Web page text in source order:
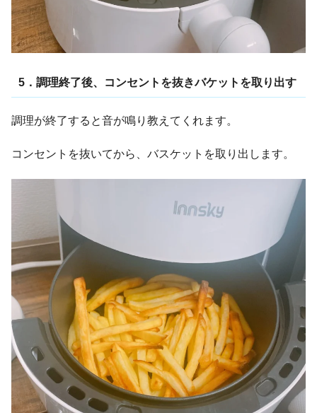
5．調理終了後、コンセントを抜きバケットを取り出す
調理が終了すると音が鳴り教えてくれます。
コンセントを抜いてから、バスケットを取り出します。